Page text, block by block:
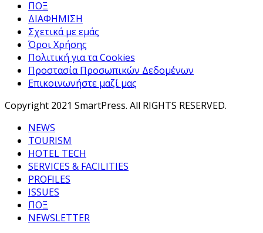
ΠΟΞ
ΔΙΑΦΗΜΙΣΗ
Σχετικά με εμάς
Όροι Χρήσης
Πολιτική για τα Cookies
Προστασία Προσωπικών Δεδομένων
Επικοινωνήστε μαζί μας
Copyright 2021 SmartPress. All RIGHTS RESERVED.
NEWS
TOURISM
HOTEL TECH
SERVICES & FACILITIES
PROFILES
ISSUES
ΠΟΞ
NEWSLETTER